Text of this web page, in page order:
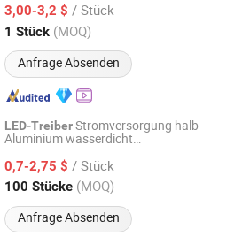
3,00-3,2 $ / Stück
1 Stück (MOQ)
Anfrage Absenden
Seit 2026
LED-TreiberStromversorgung halb
Aluminium wasserdicht
0,7-2,75 $ / Stück
100 Stücke (MOQ)
Anfrage Absenden
Trade Corp.
Seit 2004